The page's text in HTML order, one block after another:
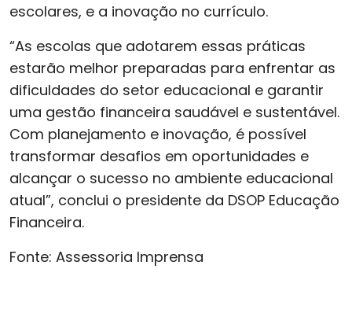
escolares, e a inovação no currículo.
“As escolas que adotarem essas práticas
estarão melhor preparadas para enfrentar as
dificuldades do setor educacional e garantir
uma gestão financeira saudável e sustentável.
Com planejamento e inovação, é possível
transformar desafios em oportunidades e
alcançar o sucesso no ambiente educacional
atual”, conclui o presidente da DSOP Educação
Financeira.
Fonte: Assessoria Imprensa